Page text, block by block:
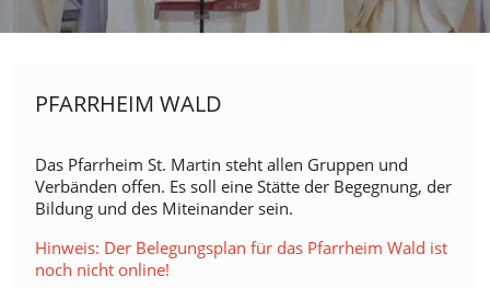
PFARRHEIM WALD
Das Pfarrheim St. Martin steht allen Gruppen und
Verbänden offen. Es soll eine Stätte der Begegnung, der
Bildung und des Miteinander sein.
Hinweis: Der Belegungsplan für das Pfarrheim Wald ist
noch nicht online!